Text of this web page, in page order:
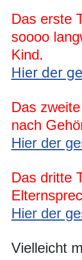
Das erste
soooo
Kind.
Hier der
Das
nach
Hier der
Das dritte
Hier der
Vielleicht